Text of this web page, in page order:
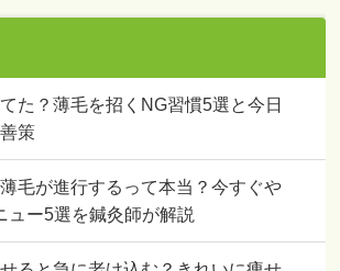
た？薄毛を招くNG習慣5選と今日
策
毛が進行するって本当？今すぐや
ュー5選を鍼灸師が解説